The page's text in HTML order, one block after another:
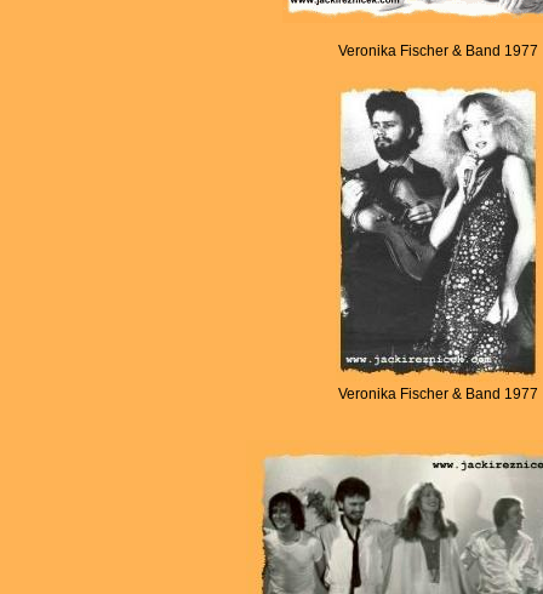
Veronika Fischer & Band 1977
Veronika Fischer & Band 1977